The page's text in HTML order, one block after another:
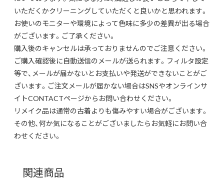
いただくかクリーニングしていただくと良いかと思われます。
お使いのモニターや環境によって色味に多少の差異が出る場合
がございます。ご了承ください。
購入後のキャンセルは承っておりませんのでご注意ください。
ご購入確認後に自動送信のメールが送られます。フィルタ設定
等で、メールが届かないとお支払いや発送ができないことがご
ざいます。ご注文メールが届かない場合はSNSやオンラインサ
イトCONTACTページからお問い合わせください。
リメイク品は通常の古着よりも傷みやすい場合がございます。
その他、何か気になることがございましたらお気軽にお問い合
わせください。
関連商品